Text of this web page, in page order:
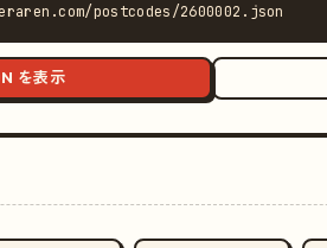
postcodes/2600002.json
を表示